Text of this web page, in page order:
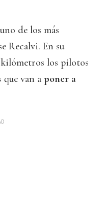
de los más
Recalvi. En su
los pilotos
van a poner a